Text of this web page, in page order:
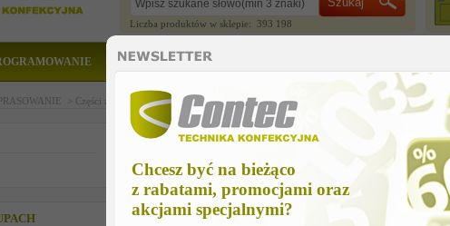
Chcesz być na bieżąco
z rabatami, promocjami oraz
akcjami specjalnymi?
Liczba produktów w sklepie: 393 198
CZĘŚCI ZAMIENNE
> Części zamienne >Części zamienne > GLOWNY WYLACZNIK,ZIELONY WIPPE
GLOWNY WYLACZNIK,ZIELONY WIPPE